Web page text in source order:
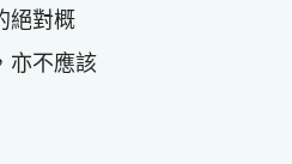
絕對概
亦不應該